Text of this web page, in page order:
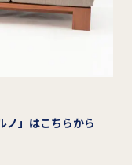
ノ」はこちらから